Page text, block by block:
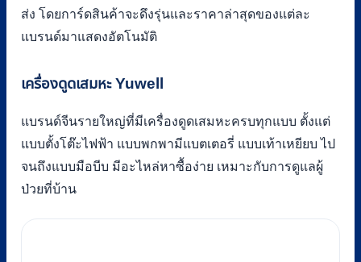
ส่ง โดยการ์ดสินค้าจะดึงรุ่นและราคาล่าสุดของแต่ละ
แบรนด์มาแสดงอัตโนมัติ
เครื่องดูดเสมหะ Yuwell
แบรนด์จีนรายใหญ่ที่มีเครื่องดูดเสมหะครบทุกแบบ ตั้งแต่
แบบตั้งโต๊ะไฟฟ้า แบบพกพามีแบตเตอรี่ แบบเท้าเหยียบ ไป
จนถึงแบบมือบีบ มีอะไหล่หาซื้อง่าย เหมาะกับการดูแลผู้
ป่วยที่บ้าน